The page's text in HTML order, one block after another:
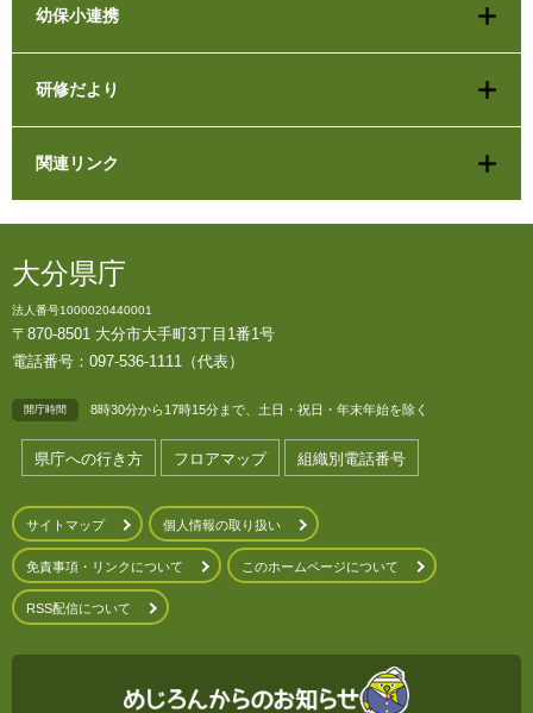
幼保小連携
研修だより
関連リンク
大分県庁
法人番号1000020440001
〒870-8501 大分市大手町3丁目1番1号
電話番号：097-536-1111（代表）
開庁時間 8時30分から17時15分まで、土日・祝日・年末年始を除く
県庁への行き方 フロアマップ 組織別電話番号
サイトマップ 個人情報の取り扱い
免責事項・リンクについて このホームページについて
RSS配信について